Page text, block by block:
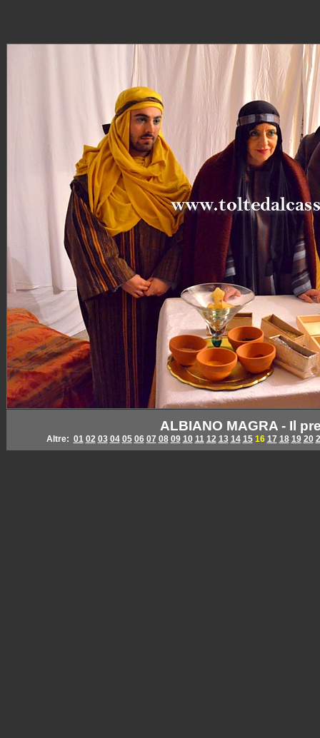
ALBIANO MAGRA - Il
Altre: 01 02 03 04 05 06 07 08 09 10 11 12 13 14 15 16 17 18 19 20